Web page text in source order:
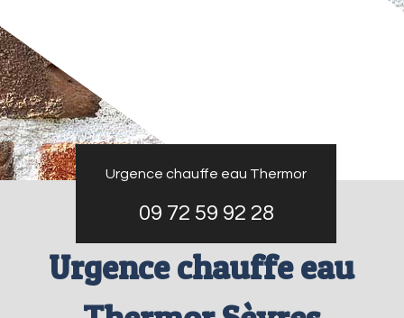
Urgence chauffe eau Thermor
09 72 59 92 28
Urgence chauffe eau